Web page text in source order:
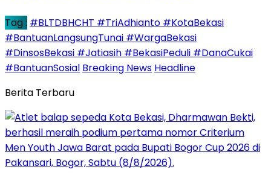
Tag : #BLTDBHCHT #TriAdhianto #KotaBekasi
#BantuanLangsungTunai #WargaBekasi
#DinsosBekasi #Jatiasih #BekasiPeduli #DanaCukai
#BantuanSosial Breaking News Headline
Berita Terbaru